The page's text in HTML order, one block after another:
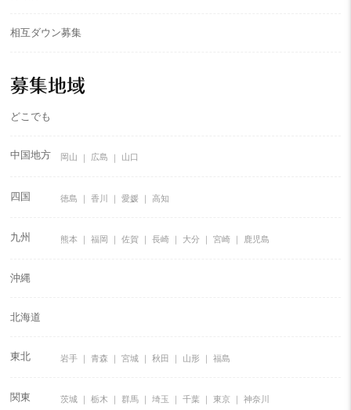
相互ダウン募集
募集地域
どこでも
中国地方 岡山 広島 山口
四国 徳島 香川 愛媛 高知
九州 熊本 福岡 佐賀 長崎 大分 宮崎 鹿児島
沖縄
北海道
東北 岩手 青森 宮城 秋田 山形 福島
関東 茨城 栃木 群馬 埼玉 千葉 東京 神奈川